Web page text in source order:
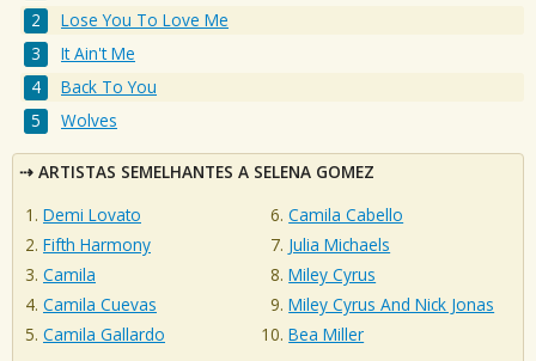
Lose You To Love Me
It Ain't Me
Back To You
Wolves
ARTISTAS SEMELHANTES A SELENA GOMEZ
Demi Lovato
Fifth Harmony
Camila
Camila Cuevas
Camila Gallardo
Camila Cabello
Julia Michaels
Miley Cyrus
Miley Cyrus And Nick Jonas
Bea Miller